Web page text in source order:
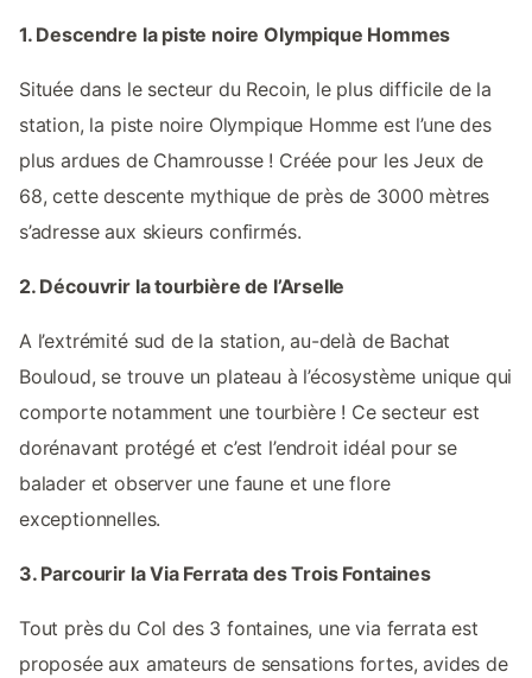
1. Descendre la piste noire Olympique Hommes
Située dans le secteur du Recoin, le plus difficile de la
station, la piste noire Olympique Homme est l’une des
plus ardues de Chamrousse ! Créée pour les Jeux de
68, cette descente mythique de près de 3000 mètres
s’adresse aux skieurs confirmés.
2. Découvrir la tourbière de l’Arselle
A l’extrémité sud de la station, au-delà de Bachat
Bouloud, se trouve un plateau à l’écosystème unique qui
comporte notamment une tourbière ! Ce secteur est
dorénavant protégé et c’est l’endroit idéal pour se
balader et observer une faune et une flore
exceptionnelles.
3. Parcourir la Via Ferrata des Trois Fontaines
Tout près du Col des 3 fontaines, une via ferrata est
proposée aux amateurs de sensations fortes, avides de